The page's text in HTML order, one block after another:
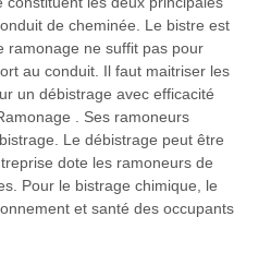
de cheminée. Le bistre est
ramonage ne suffit pas pour
au conduit. Il faut maitriser les
un débistrage avec efficacité
. Ses ramoneurs
Le débistrage peut être
dote les ramoneurs de
Pour le bistrage chimique, le
et santé des occupants